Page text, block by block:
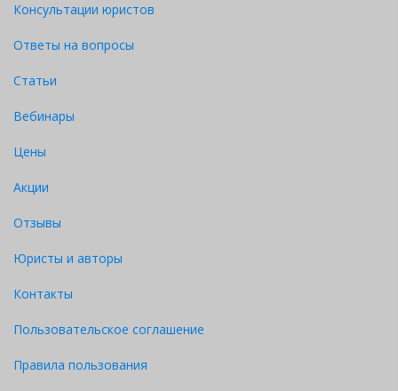
Консультации юристов
Ответы на вопросы
Статьи
Вебинары
Цены
Акции
Отзывы
Юристы и авторы
Контакты
Пользовательское соглашение
Правила пользования